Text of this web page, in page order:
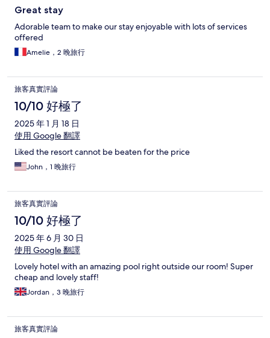
Great stay
Adorable team to make our stay enjoyable with lots of services
offered
Amelie，2 晚旅行
旅客真實評論
10/10 好極了
2025 年 1 月 18 日
使用 Google 翻譯
Liked the resort cannot be beaten for the price
John，1 晚旅行
旅客真實評論
10/10 好極了
2025 年 6 月 30 日
使用 Google 翻譯
Lovely hotel with an amazing pool right outside our room! Super
cheap and lovely staff!
Jordan，3 晚旅行
旅客真實評論